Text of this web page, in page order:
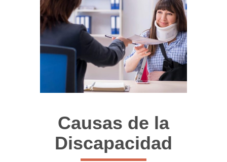
Causas de la
Discapacidad